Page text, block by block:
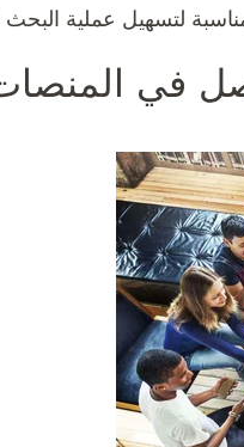
لتسهيل عملية
في المنصات